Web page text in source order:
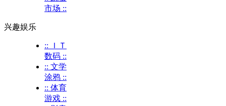
市场 ::
兴趣娱乐
:: ＩＴ
数码 ::
:: 文学
涂鸦 ::
:: 体育
游戏 ::